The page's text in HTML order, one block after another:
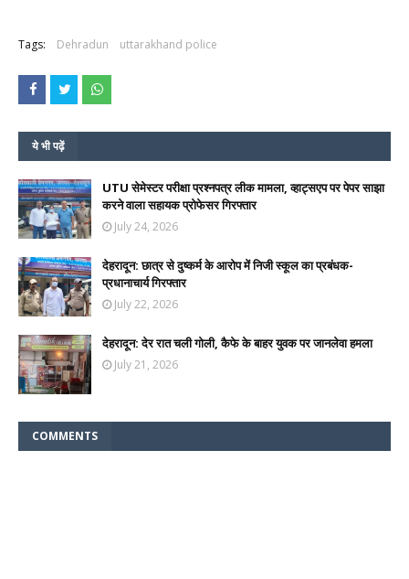
Tags: Dehradun uttarakhand police
ये भी पढ़ें
UTU सेमेस्टर परीक्षा प्रश्नपत्र लीक मामला, व्हाट्सएप पर पेपर साझा
करने वाला सहायक प्रोफेसर गिरफ्तार
July 24, 2026
देहरादून: छात्र से दुष्कर्म के आरोप में निजी स्कूल का प्रबंधक-
प्रधानाचार्य गिरफ्तार
July 22, 2026
देहरादून: देर रात चली गोली, कैफे के बाहर युवक पर जानलेवा हमला
July 21, 2026
COMMENTS